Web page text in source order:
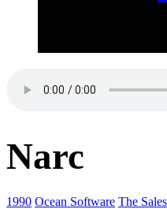
Narc
1990 Ocean Software The